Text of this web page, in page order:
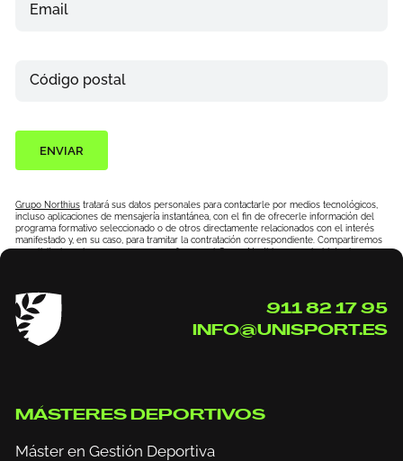
Email
Código postal
ENVIAR
Grupo Northiustratará sus datos personales para contactarle por medios tecnológicos,
incluso aplicaciones de mensajería instantánea, con el fin de ofrecerle información del
programa formativo seleccionado o de otros directamente relacionados con el interés
manifestado y, en su caso, para tramitar la contratación correspondiente. Compartiremos
su solicitud con las empresas que conforman elGrupo Northius, con el objeto de que
911 82 17 95
INFO@UNISPORT.ES
MÁSTERES DEPORTIVOS
Máster en Gestión Deportiva